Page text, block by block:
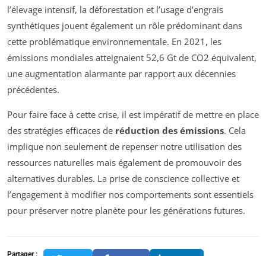
l’élevage intensif, la déforestation et l’usage d’engrais
synthétiques jouent également un rôle prédominant dans
cette problématique environnementale. En 2021, les
émissions mondiales atteignaient 52,6 Gt de CO2 équivalent,
une augmentation alarmante par rapport aux décennies
précédentes.
Pour faire face à cette crise, il est impératif de mettre en place
des stratégies efficaces de réduction des émissions. Cela
implique non seulement de repenser notre utilisation des
ressources naturelles mais également de promouvoir des
alternatives durables. La prise de conscience collective et
l’engagement à modifier nos comportements sont essentiels
pour préserver notre planète pour les générations futures.
Partager :